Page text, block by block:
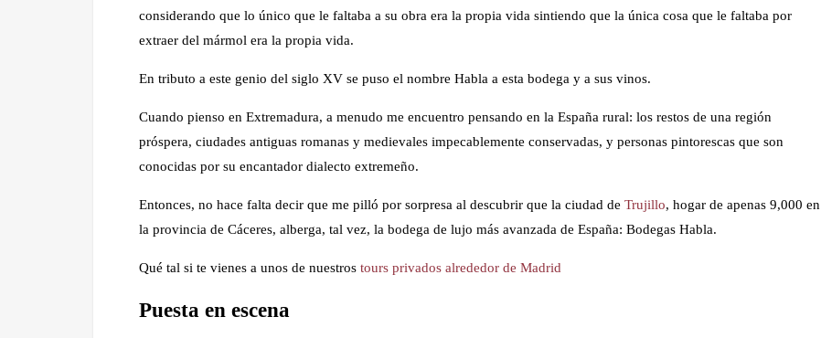
considerando que lo único que le faltaba a su obra era la propia vida sintiendo que la única cosa que le faltaba por
extraer del mármol era la propia vida.
En tributo a este genio del siglo XV se puso el nombre Habla a esta bodega y a sus vinos.
Cuando pienso en Extremadura, a menudo me encuentro pensando en la España rural: los restos de una región
próspera, ciudades antiguas romanas y medievales impecablemente conservadas, y personas pintorescas que son
conocidas por su encantador dialecto extremeño.
Entonces, no hace falta decir que me pilló por sorpresa al descubrir que la ciudad de Trujillo, hogar de apenas 9,000 en
la provincia de Cáceres, alberga, tal vez, la bodega de lujo más avanzada de España: Bodegas Habla.
Qué tal si te vienes a unos de nuestros tours privados alrededor de Madrid
Puesta en escena